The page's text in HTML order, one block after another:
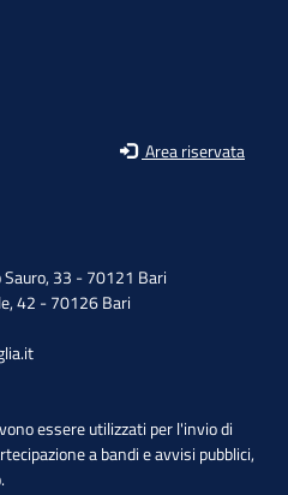
Area riservata
Sauro, 33 - 70121 Bari
42 - 70126 Bari
essere utilizzati per l'invio di
a bandi e avvisi pubblici,